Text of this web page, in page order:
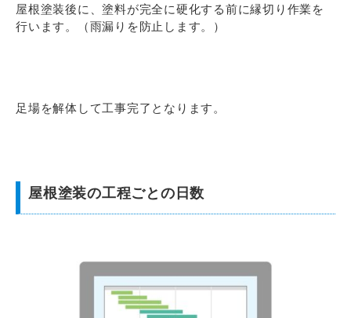
屋根塗装後に、塗料が完全に硬化する前に縁切り作業を
行います。（雨漏りを防止します。）
足場を解体して工事完了となります。
屋根塗装の工程ごとの日数